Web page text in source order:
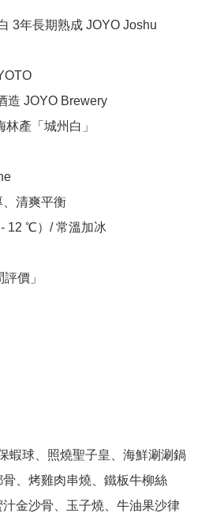
3年長期熟成 JOYO Joshu
造 JOYO Brewery
產「城州白」
、清爽平衡
12 ℃）/ 常溫加冰
價」
蝦球、照燒聖子皇、海鮮涮涮鍋
、烤雞肉串燒、鐵板牛柳絲
金沙骨、玉子燒、牛油果沙律